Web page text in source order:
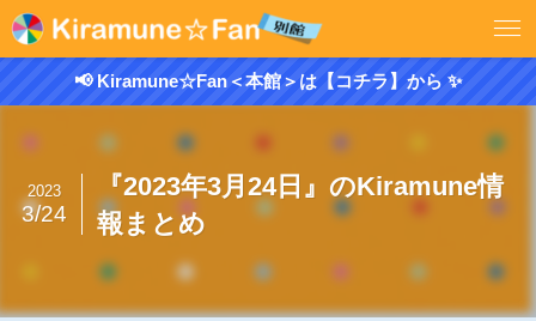
📢 Kiramune☆Fan＜本館＞は【コチラ】から ✨
『2023年3月24日』のKiramune情
報まとめ
2023
3/24